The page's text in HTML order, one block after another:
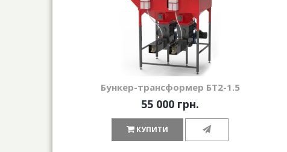
Бункер-трансформер БТ2-1.5
55 000 грн.
КУПИТИ